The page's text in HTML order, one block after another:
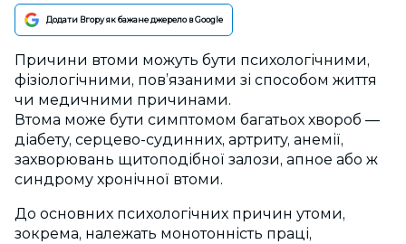
Додати Вгору як бажане джерело в Google
Причини втоми можуть бути психологічними,
фізіологічними, пов’язаними зі способом життя
чи медичними причинами.
Втома може бути симптомом багатьох хвороб —
діабету, серцево-судинних, артриту, анемії,
захворювань щитоподібної залози, апное або ж
синдрому хронічної втоми.
До основних психологічних причин утоми,
зокрема, належать монотонність праці,